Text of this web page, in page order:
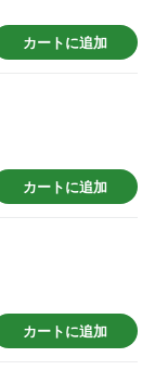
カートに追加
カートに追加
カートに追加